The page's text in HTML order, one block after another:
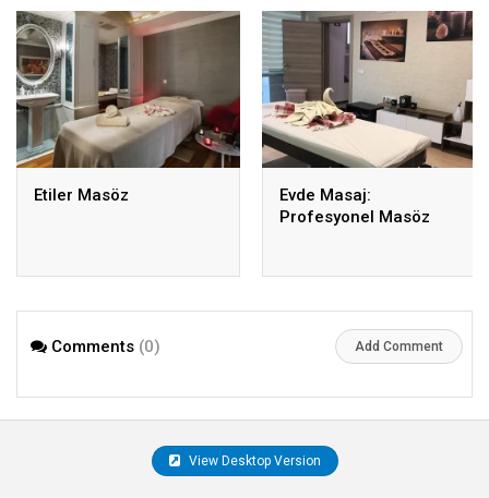
Etiler Masöz
Evde Masaj:
Profesyonel Masöz
Comments (0) Add Comment
View Desktop Version